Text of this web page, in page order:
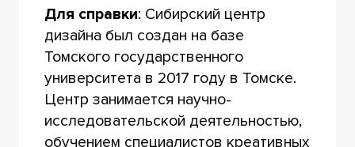
Для справки: Сибирский центр
дизайна был создан на базе
Томского государственного
университета в 2017 году в Томске.
Центр занимается научно-
исследовательской деятельностью,
обучением специалистов креативных